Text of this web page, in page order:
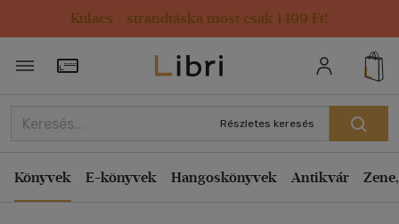
Kulacs / strandtáska most csak 1499 Ft!
Törzsvásárlói Kártya adatai
Részletes keresés
Könyvek E-könyvek Hangoskönyvek Antikvár